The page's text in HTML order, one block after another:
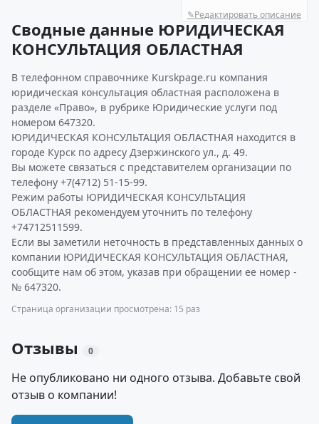
✎Редактировать описание
Сводные данные ЮРИДИЧЕСКАЯ
КОНСУЛЬТАЦИЯ ОБЛАСТНАЯ
В телефонном справочнике Kurskpage.ru компания
юридическая консультация областная расположена в
разделе «Право», в рубрике Юридические услуги под
номером 647320.
ЮРИДИЧЕСКАЯ КОНСУЛЬТАЦИЯ ОБЛАСТНАЯ находится в
городе Курск по адресу Дзержинского ул., д. 49.
Вы можете связаться с представителем организации по
телефону +7(4712) 51-15-99.
Режим работы ЮРИДИЧЕСКАЯ КОНСУЛЬТАЦИЯ
ОБЛАСТНАЯ рекомендуем уточнить по телефону
+74712511599.
Если вы заметили неточность в представленных данных о
компании ЮРИДИЧЕСКАЯ КОНСУЛЬТАЦИЯ ОБЛАСТНАЯ,
сообщите нам об этом, указав при обращении ее номер -
№ 647320.
Страница организации просмотрена: 15 раз
Отзывы 0
Не опубликовано ни одного отзыва. Добавьте свой
отзыв о компании!